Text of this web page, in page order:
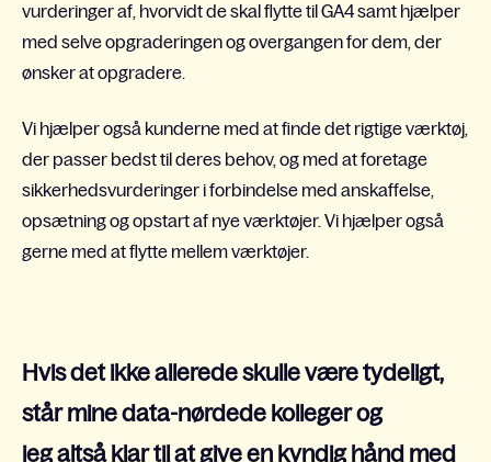
vurderinger af, hvorvidt de skal flytte til GA4 samt hjælper
med selve opgraderingen og overgangen for dem, der
ønsker at opgradere.
Vi hjælper også kunderne med at finde det rigtige værktøj,
der passer bedst til deres behov, og med at foretage
sikkerhedsvurderinger i forbindelse med anskaffelse,
opsætning og opstart af nye værktøjer. Vi hjælper også
gerne med at flytte mellem værktøjer.
Hvis det ikke allerede skulle være tydeligt,
står mine data-nørdede kolleger og
jeg altså klar til at give en kyndig hånd med